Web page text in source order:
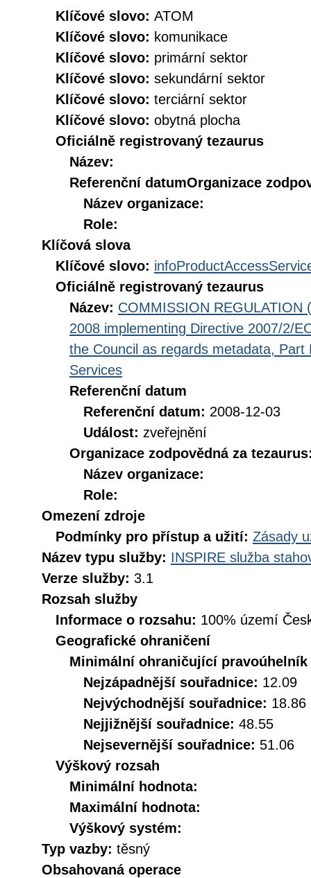
Klíčové slovo: ATOM
Klíčové slovo: komunikace
Klíčové slovo: primární sektor
Klíčové slovo: sekundární sektor
Klíčové slovo: terciární sektor
Klíčové slovo: obytná plocha
Oficiálně registrovaný tezaurus
Název:
Referenční datumOrganizace
Název organizace:
Role:
Klíčová slova
Klíčové slovo:
Oficiálně registrovaný tezaurus
Název: COMMISSION REGULATION
2008 implementing Directive 2007/2/
the Council as regards metadata,
Services
Referenční datum
Referenční datum: 2008-12-03
Událost: zveřejnění
Organizace zodpovědná za
Název organizace:
Role:
Omezení zdroje
Podmínky pro přístup a užití: Zásady
Název typu služby: INSPIRE služba
Verze služby: 3.1
Rozsah služby
Informace o rozsahu: 100% území
Geografické ohraničení
Minimální ohraničující pravoúhelník
Nejzápadnější souřadnice: 12.09
Nejvýchodnější souřadnice: 18.86
Nejjižnější souřadnice: 48.55
Nejsevernější souřadnice: 51.06
Výškový rozsah
Minimální hodnota:
Maximální hodnota:
Výškový systém:
Typ vazby: těsný
Obsahovaná operace